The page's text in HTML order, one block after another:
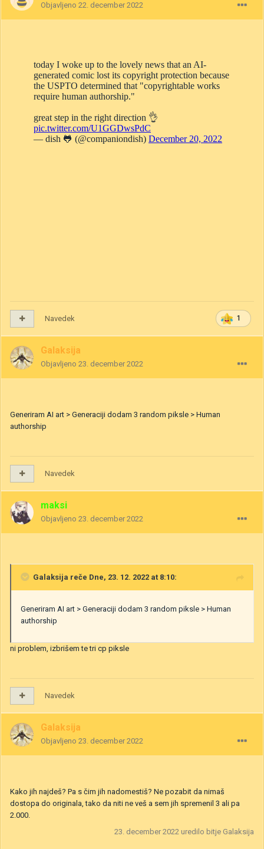
Objavljeno 22. december 2022
1
Navedek
Galaksija
Objavljeno 23. december 2022
Generiram AI art > Generaciji dodam 3 random piksle > Human
authorship
Navedek
maksi
Objavljeno 23. december 2022
Galaksija reče Dne, 23. 12. 2022 at 8:10:
Generiram AI art > Generaciji dodam 3 random piksle > Human
authorship
ni problem, izbrišem te tri cp piksle
Navedek
Galaksija
Objavljeno 23. december 2022
Kako jih najdeš? Pa s čim jih nadomestiš? Ne pozabit da nimaš
dostopa do originala, tako da niti ne veš a sem jih spremenil 3 ali pa
2.000.
23. december 2022 uredilo bitje Galaksija